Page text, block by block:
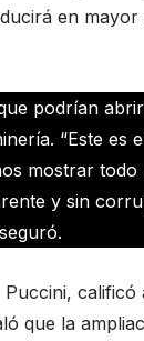
en
podrían
“Este es
mostrar todo
y sin
que la